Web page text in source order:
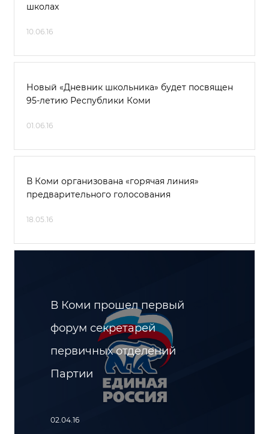
школах
10.06.16
Новый «Дневник школьника» будет посвящен
95-летию Республики Коми
01.06.16
В Коми организована «горячая линия»
предварительного голосования
18.05.16
В Коми прошел первый
форум секретарей
первичных отделений
Партии
02.04.16